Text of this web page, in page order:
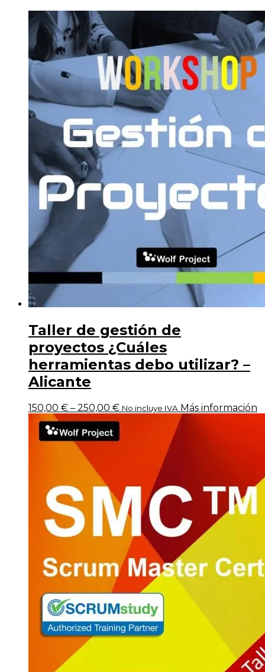
Taller de gestión de
proyectos ¿Cuáles
herramientas debo utilizar? –
Alicante
150,00 € – 250,00 € No incluye IVA Más información